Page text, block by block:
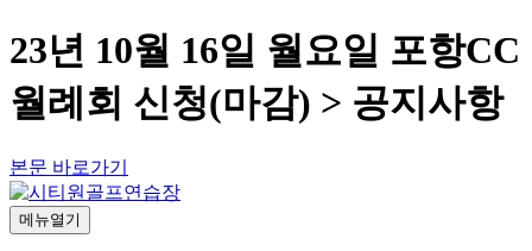
23년 10월 16일 월요일 포항CC
월례회 신청(마감) > 공지사항
본문 바로가기
메뉴열기